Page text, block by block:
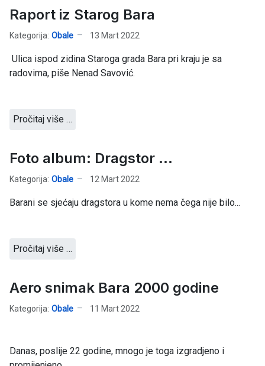
Raport iz Starog Bara
Kategorija: Obale 13 Mart 2022
Ulica ispod zidina Staroga grada Bara pri kraju je sa
radovima, piše Nenad Savović.
Pročitaj više …
Foto album: Dragstor ...
Kategorija: Obale 12 Mart 2022
Barani se sjećaju dragstora u kome nema čega nije bilo...
Pročitaj više …
Aero snimak Bara 2000 godine
Kategorija: Obale 11 Mart 2022
Danas, poslije 22 godine, mnogo je toga izgradjeno i